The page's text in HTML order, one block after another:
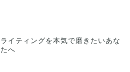
ライティングを本気で磨きたいあな
たへ